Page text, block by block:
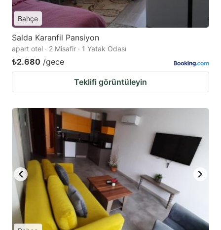
Bahçe
Salda Karanfil Pansiyon
apart otel · 2 Misafir · 1 Yatak Odası
₺2.680 /gece
Teklifi görüntüleyin